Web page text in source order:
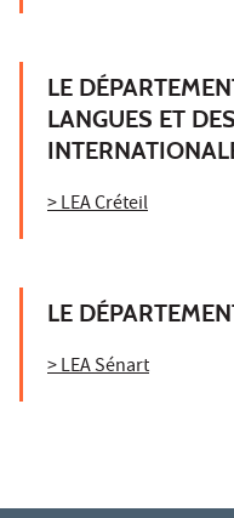
LE
LANGUES ET
> LEA Créteil
LE
> LEA Sénart